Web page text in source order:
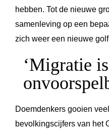
hebben. Tot de nieuwe
samenleving op een
zich weer een nieuwe
‘Migratie
Doemdenkers gooien
bevolkingscijfers van het